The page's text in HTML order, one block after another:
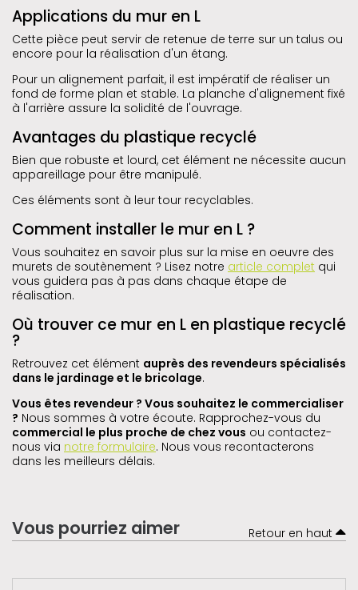
Applications du mur en L
Cette pièce peut servir de retenue de terre sur un talus ou
encore pour la réalisation d'un étang.
Pour un alignement parfait, il est impératif de réaliser un
fond de forme plan et stable. La planche d'alignement fixé
à l'arrière assure la solidité de l'ouvrage.
Avantages du plastique recyclé
Bien que robuste et lourd, cet élément ne nécessite aucun
appareillage pour être manipulé.
Ces éléments sont à leur tour recyclables.
Comment installer le mur en L ?
Vous souhaitez en savoir plus sur la mise en oeuvre des
murets de soutènement ? Lisez notre article complet qui
vous guidera pas à pas dans chaque étape de
réalisation.
Où trouver ce mur en L en plastique recyclé
?
Retrouvez cet élément auprès des revendeurs spécialisés
dans le jardinage et le bricolage.
Vous êtes revendeur ? Vous souhaitez le commercialiser
? Nous sommes à votre écoute. Rapprochez-vous du
commercial le plus proche de chez vous ou contactez-
nous via notre formulaire. Nous vous recontacterons
dans les meilleurs délais.
Vous pourriez aimer Retour en haut